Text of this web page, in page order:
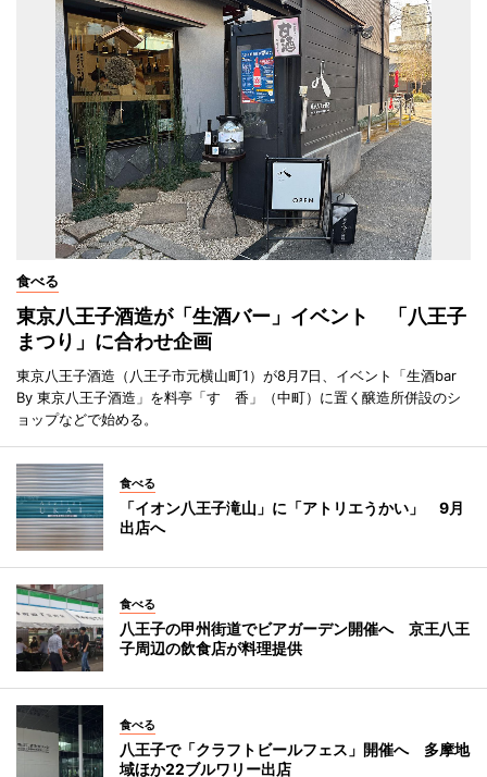
食べる
東京八王子酒造が「生酒バー」イベント 「八王子
まつり」に合わせ企画
東京八王子酒造（八王子市元横山町1）が8月7日、イベント「生酒bar
By 東京八王子酒造」を料亭「すゞ香」（中町）に置く醸造所併設のシ
ョップなどで始める。
食べる
「イオン八王子滝山」に「アトリエうかい」 9月
出店へ
食べる
八王子の甲州街道でビアガーデン開催へ 京王八王
子周辺の飲食店が料理提供
食べる
八王子で「クラフトビールフェス」開催へ 多摩地
域ほか22ブルワリー出店